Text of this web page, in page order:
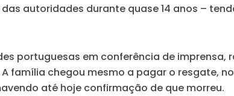
autoridades durante quase 14 anos –
portuguesas em conferência de imprensa,
família chegou mesmo a pagar o resgate,
até hoje confirmação de que morreu.